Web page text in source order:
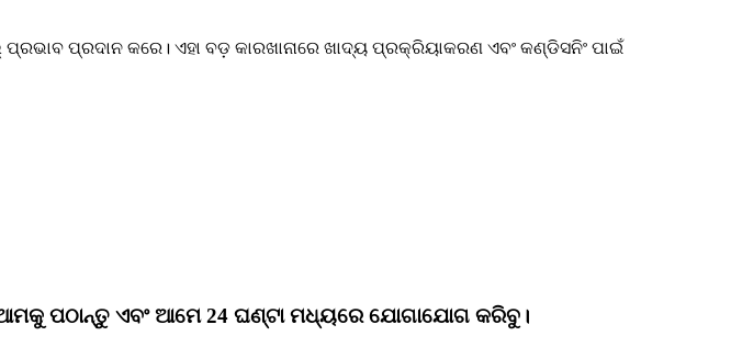
ପ୍ରଦାନ କରେ। ଏହା ବଡ଼ କାରଖାନାରେ ଖାଦ୍ୟ ପ୍ରକ୍ରିୟାକରଣ ଏବଂ କଣ୍ଡିସନିଂ ପାଇଁ
ପଠାନ୍ତୁ ଏବଂ ଆମେ 24 ଘଣ୍ଟା ମଧ୍ୟରେ ଯୋଗାଯୋଗ କରିବୁ।